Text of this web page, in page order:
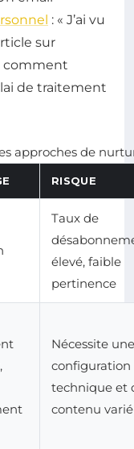
: « J’ai vu
sur
comment
de traitement
approches de
RISQUE
Taux de
élevé, faible
pertinence
Nécessite une
configuration
technique et
contenu varié